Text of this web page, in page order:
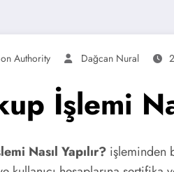
Authority Dağcan Nural
İşlemi
Nasıl Yapılır? işleminden